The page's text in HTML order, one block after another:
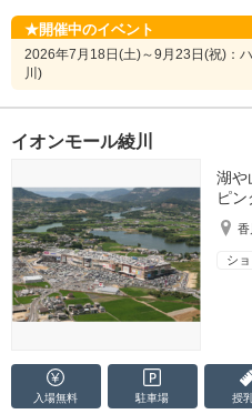
開催中のイベント
2026年7月18日(土)～9月23日(祝)：
川)
イオンモール綾川
湖や
ピ
香
シ
入場無料 駐車場 授